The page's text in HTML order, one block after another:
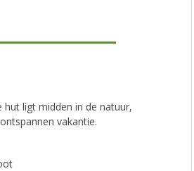
ligt midden in de natuur,
vakantie.